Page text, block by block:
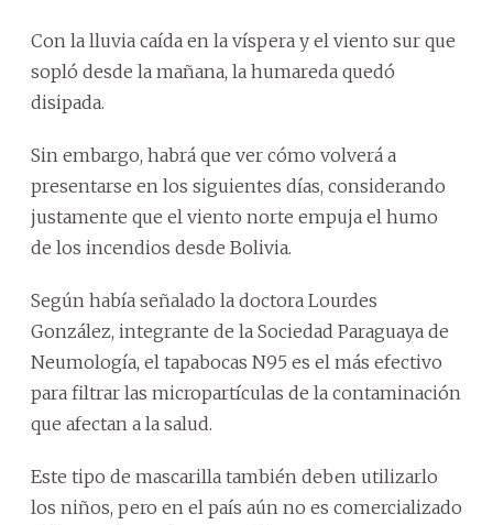
Con la lluvia caída en la víspera y el viento sur que
sopló desde la mañana, la humareda quedó
disipada.
Sin embargo, habrá que ver cómo volverá a
presentarse en los siguientes días, considerando
justamente que el viento norte empuja el humo
de los incendios desde Bolivia.
Según había señalado la doctora Lourdes
González, integrante de la Sociedad Paraguaya de
Neumología, el tapabocas N95 es el más efectivo
para filtrar las micropartículas de la contaminación
que afectan a la salud.
Este tipo de mascarilla también deben utilizarlo
los niños, pero en el país aún no es comercializado